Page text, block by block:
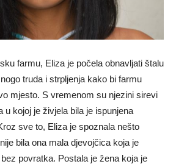
farmu, Eliza je počela obnavljati štalu
truda i strpljenja kako bi farmu
mjesto. S vremenom su njezini sirevi
u kojoj je živjela bila je ispunjena
sve to, Eliza je spoznala nešto
bila ona mala djevojčica koja je
povratka. Postala je žena koja je